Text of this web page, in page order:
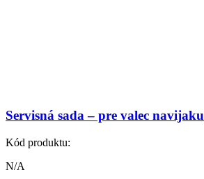
Servisná sada – pre valec navijaku
Kód produktu:
N/A